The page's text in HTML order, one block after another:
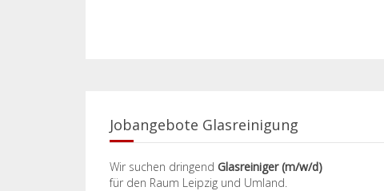
Jobangebote Glasreinigung
Wir suchen dringend Glasreiniger (m/w/d)
für den Raum Leipzig und Umland.